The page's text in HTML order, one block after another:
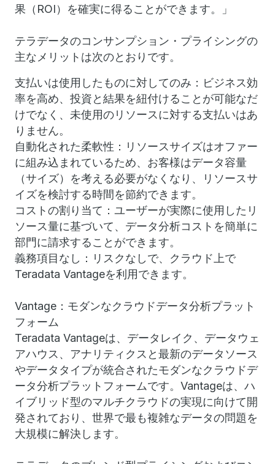
果（ROI）を確実に得ることができます。」
テラデータのコンサンプション・プライシングの
主なメリットは次のとおりです。
支払いは使用したものに対してのみ：ビジネス効
率を高め、投資と結果を紐付けることが可能なだ
けでなく、未使用のリソースに対する支払いはあ
りません。
自動化された柔軟性：リソースサイズはオファー
に組み込まれているため、お客様はデータ容量
（サイズ）を考える必要がなくなり、リソースサ
イズを検討する時間を節約できます。
コストの割り当て：ユーザーが実際に使用したリ
ソース量に基づいて、データ分析コストを簡単に
部門に請求することができます。
義務項目なし：リスクなしで、クラウド上で
Teradata Vantageを利用できます。
Vantage：モダンなクラウドデータ分析プラット
フォーム
Teradata Vantageは、データレイク、データウェ
アハウス、アナリティクスと最新のデータソース
やデータタイプが統合されたモダンなクラウドデ
ータ分析プラットフォームです。Vantageは、ハ
イブリッド型のマルチクラウドの実現に向けて開
発されており、世界で最も複雑なデータの問題を
大規模に解決します。